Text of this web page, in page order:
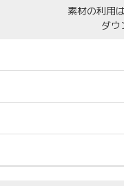
素材の利用
ダウ